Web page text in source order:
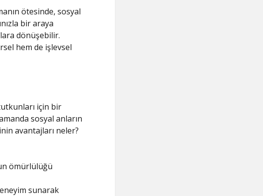
ötesinde, sosyal
bir araya
dönüşebilir.
hem de işlevsel
için bir
sosyal anların
avantajları neler?
ömürlülüğü
sunarak